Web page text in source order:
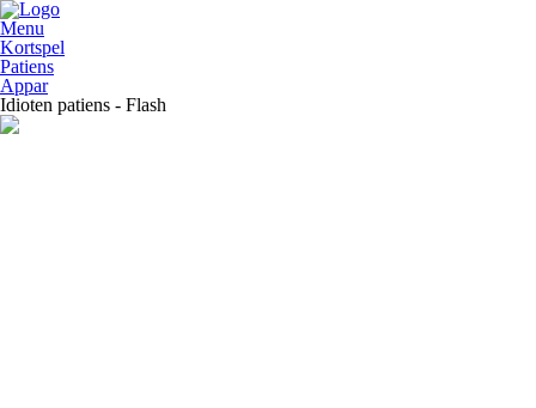
Menu
Kortspel
Patiens
Appar
Idioten patiens - Flash